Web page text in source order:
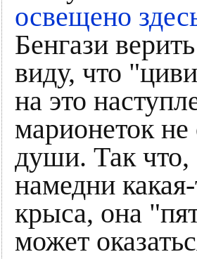
освещено
Бенгази
виду, что
на это
марионеток не
души. Так что,
намедни
крыса, она
может